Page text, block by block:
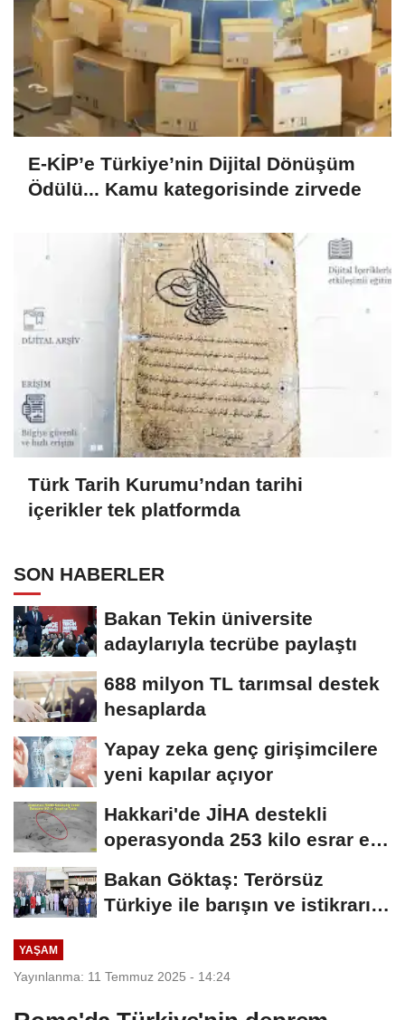
E-KİP’e Türkiye’nin Dijital Dönüşüm
Ödülü... Kamu kategorisinde zirvede
Türk Tarih Kurumu’ndan tarihi
içerikler tek platformda
SON HABERLER
Bakan Tekin üniversite
adaylarıyla tecrübe paylaştı
688 milyon TL tarımsal destek
hesaplarda
Yapay zeka genç girişimcilere
yeni kapılar açıyor
Hakkari'de JİHA destekli
operasyonda 253 kilo esrar ele
Bakan Göktaş: Terörsüz
Türkiye ile barışın ve istikrarın
YAŞAM
Yayınlanma: 11 Temmuz 2025 - 14:24